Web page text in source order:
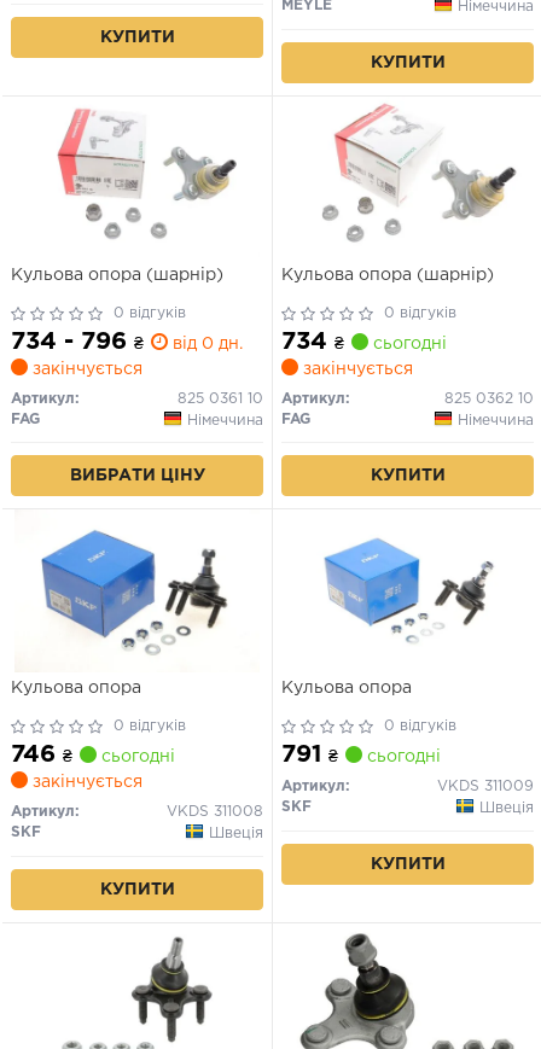
КУПИТИ
MEYLE
Німеччина
КУПИТИ
Кульова опора (шарнір)
0 відгуків
734 - 796 ₴
від 0 дн.
закінчується
Артикул:
825 0361 10
FAG
Німеччина
ВИБРАТИ ЦІНУ
Кульова опора (шарнір)
0 відгуків
734 ₴
сьогодні
закінчується
Артикул:
825 0362 10
FAG
Німеччина
КУПИТИ
Кульова опора
0 відгуків
746 ₴
сьогодні
закінчується
Артикул:
VKDS 311008
SKF
Швеція
КУПИТИ
Кульова опора
0 відгуків
791 ₴ сьогодні
Артикул:
VKDS 311009
SKF
Швеція
КУПИТИ